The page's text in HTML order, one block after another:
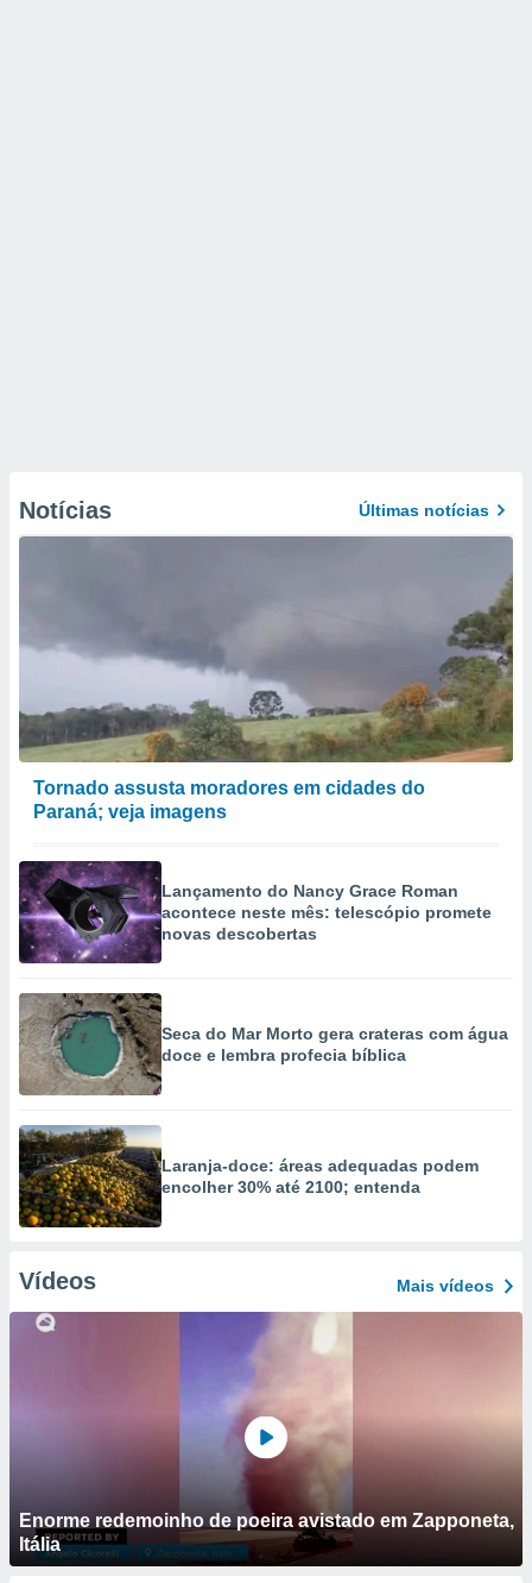
Notícias Últimas notícias
Tornado assusta moradores em cidades do
Paraná; veja imagens
Lançamento do Nancy Grace Roman
acontece neste mês: telescópio promete
novas descobertas
Seca do Mar Morto gera crateras com água
doce e lembra profecia bíblica
Laranja-doce: áreas adequadas podem
encolher 30% até 2100; entenda
Vídeos Mais vídeos
Enorme redemoinho de poeira avistado em Zapponeta,
Itália